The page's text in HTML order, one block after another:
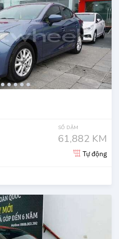
SỐ DẶM
61,882 KM
Tự động